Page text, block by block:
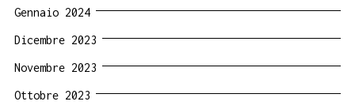
Gennaio 2024
Dicembre 2023
Novembre 2023
Ottobre 2023